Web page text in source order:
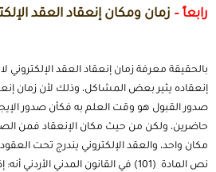
رابعاً – زمان ومكان إنعقاد العقد
بالحقيقة معرفة زمان إنعقاد العقد
إنعقاده يثير بعض المشاكل، وذلك لأن زمان
صدور القبول هو وقت العلم به فكأن صدور
حاضرين، ولكن من حيث مكان الإنعقاد فمن
مكان واحد، والعقد الإلكتروني يندرج تحت
نص المادة (101) في
القانون المدني الأردني أنه: